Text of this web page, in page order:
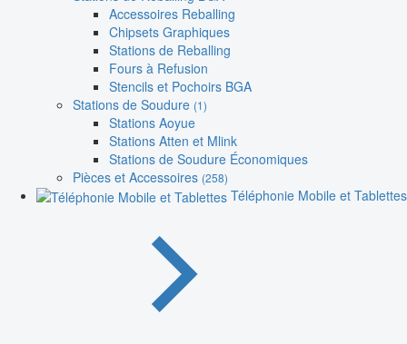
Accessoires Reballing
Chipsets Graphiques
Stations de Reballing
Fours à Refusion
Stencils et Pochoirs BGA
Stations de Soudure (1)
Stations Aoyue
Stations Atten et Mlink
Stations de Soudure Économiques
Pièces et Accessoires (258)
Téléphonie Mobile et Tablettes